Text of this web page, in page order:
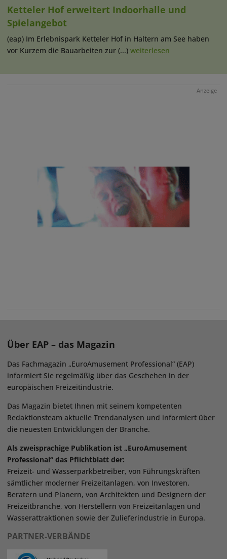
Ketteler Hof erweitert Indoorhalle und
Spielangebot
(eap) Im Erlebnispark Ketteler Hof in Haltern am See haben
vor Kurzem die Bauarbeiten zur (...) weiterlesen
Anzeige
Über EAP – das Magazin
Das Fachmagazin „EuroAmusement Professional“ (EAP)
informiert Sie regelmäßig über das Geschehen in der
europäischen Freizeitindustrie.
Das Magazin bietet Ihnen mit seinem kompetenten
Redaktionsteam aktuelle Trendanalysen und informiert über
die neuesten Entwicklungen der Branche.
Als zweisprachige Publikation ist „EuroAmusement
Professional“ das Pflichtblatt der:
Freizeit- und Wasserparkbetreiber, von Führungskräften
sämtlicher moderner Freizeitanlagen, von Investoren,
Beratern und Planern, von Architekten und Designern der
Freizeitbranche, von Herstellern von Freizeitanlagen und
Wasserattraktionen sowie der Zulieferindustrie in Europa.
PARTNER-VERBÄNDE